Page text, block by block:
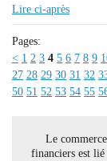
Lire ci-après
Pages:
< 1 2 3 4 5 6 7 8 9
27 28 29 30 31 32
50 51 52 53 54 55
Le
financiers est